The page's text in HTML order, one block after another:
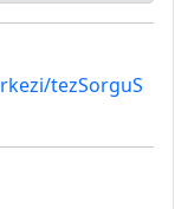
tezSorguS